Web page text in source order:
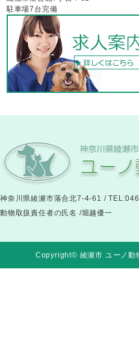
駐車場7台完備
神奈川県綾瀬市落合北7-4-61 /
動物取扱責任者の氏名 /堀越優一
Copyright© 綾瀬市 ユーノ動